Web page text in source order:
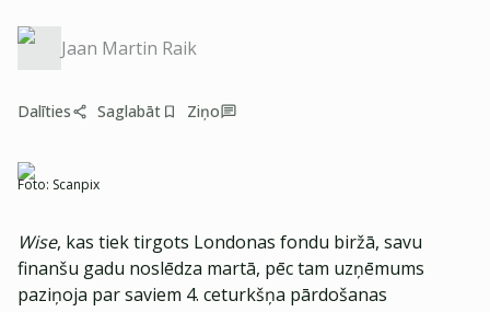
Jaan Martin Raik
Dalīties Saglabāt Ziņo
Foto: Scanpix
Wise, kas tiek tirgots Londonas fondu biržā, savu
finanšu gadu noslēdza martā, pēc tam uzņēmums
paziņoja par saviem 4. ceturkšņa pārdošanas